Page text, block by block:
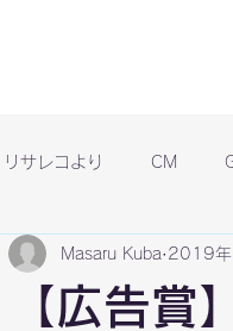
リサレコより CM
【広告賞
Masaru Kuba 2019年